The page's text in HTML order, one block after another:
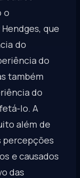
o
que
do
do
também
do
lo. A
além de
percepções
e causados
das